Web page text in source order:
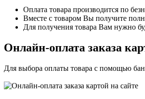
Оплата товара производится по
Вместе с товаром Вы получите
Для получения товара Вам нужно
Онлайн-оплата заказа
Для выбора оплаты товара с помощью